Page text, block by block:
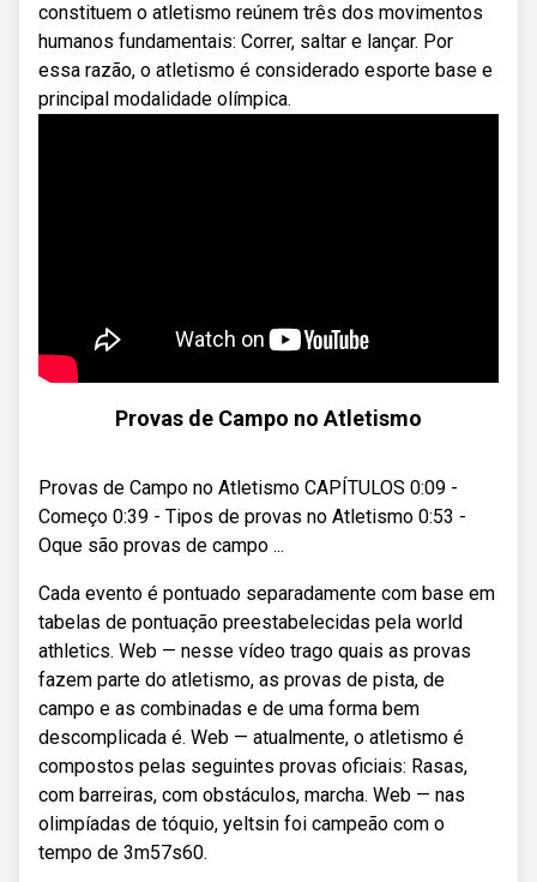
constituem o atletismo reúnem três dos movimentos
humanos fundamentais: Correr, saltar e lançar. Por
essa razão, o atletismo é considerado esporte base e
principal modalidade olímpica.
Provas de Campo no Atletismo
Provas de Campo no Atletismo CAPÍTULOS 0:09 -
Começo 0:39 - Tipos de provas no Atletismo 0:53 -
Oque são provas de campo ...
Cada evento é pontuado separadamente com base em
tabelas de pontuação preestabelecidas pela world
athletics. Web — nesse vídeo trago quais as provas
fazem parte do atletismo, as provas de pista, de
campo e as combinadas e de uma forma bem
descomplicada é. Web — atualmente, o atletismo é
compostos pelas seguintes provas oficiais: Rasas,
com barreiras, com obstáculos, marcha. Web — nas
olimpíadas de tóquio, yeltsin foi campeão com o
tempo de 3m57s60.